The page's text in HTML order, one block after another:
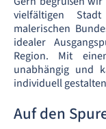
vielfältigen
malerischen
idealer
Region. Mit
unabhängig und
individuell
Auf den